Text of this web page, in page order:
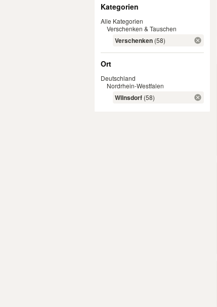
Kategorien
Alle Kategorien
Verschenken & Tauschen
Verschenken (58)
Ort
Deutschland
Nordrhein-Westfalen
Wilnsdorf (58)